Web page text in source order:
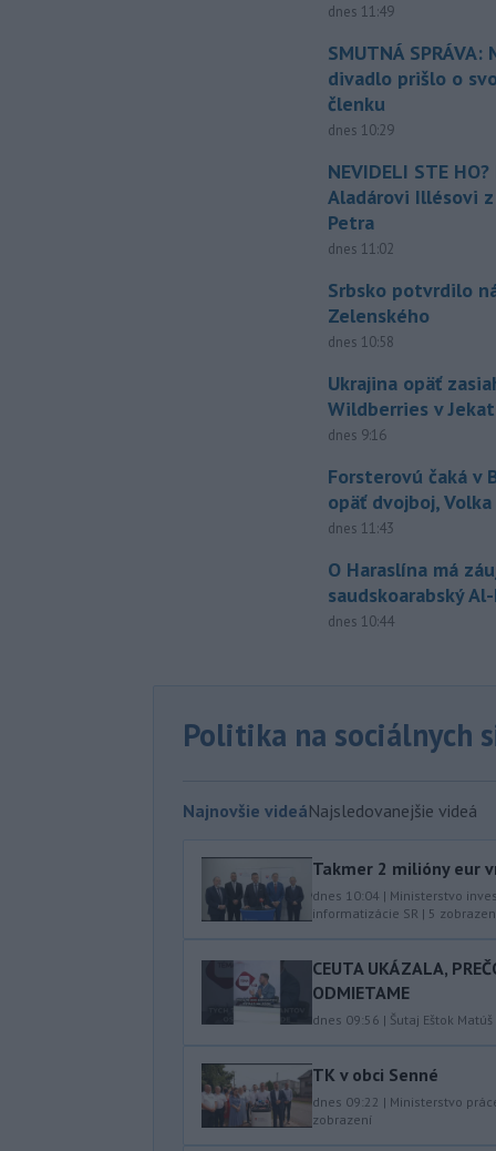
dnes 11:49
SMUTNÁ
divadlo prišlo o
členku
dnes 10:29
NEVIDELI STE
Aladárovi Illésovi
Petra
dnes 11:02
Srbsko potvrdilo
Zelenského
dnes 10:58
Ukrajina opäť
Wildberries v
dnes 9:16
Forsterovú čaká v
opäť dvojboj,
dnes 11:43
O Haraslína má
saudskoarabský
dnes 10:44
Politika na sociálnych
Najnovšie videáNajsledovanejšie videá
Takmer 2 milióny eur
dnes 10:04 | Ministerstvo
informatizácie SR | 5
CEUTA UKÁZALA,
ODMIETAME
dnes 09:56 | Šutaj Eštok Matúš
TK v obci Senné
dnes 09:22 | Ministerstvo
zobrazení